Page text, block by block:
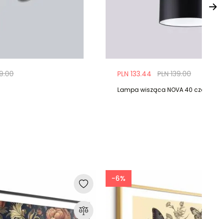
PLN 139.00
PLN 133.44
Lampa wisząca NOVA 40 czarna
-6%